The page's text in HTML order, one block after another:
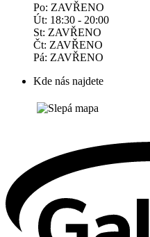
Po: ZAVŘENO
Út: 18:30 - 20:00
St: ZAVŘENO
Čt: ZAVŘENO
Pá: ZAVŘENO
Kde nás najdete